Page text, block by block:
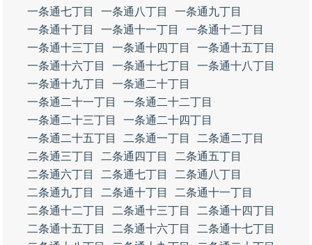
一条通七丁目
一条通八丁目
一条通九丁目
一条通十丁目
一条通十一丁目
一条通十二丁目
一条通十三丁目
一条通十四丁目
一条通十五丁目
一条通十六丁目
一条通十七丁目
一条通十八丁目
一条通十九丁目
一条通二十丁目
一条通二十一丁目
一条通二十二丁目
一条通二十三丁目
一条通二十四丁目
一条通二十五丁目
二条通一丁目
二条通二丁目
二条通三丁目
二条通四丁目
二条通五丁目
二条通六丁目
二条通七丁目
二条通八丁目
二条通九丁目
二条通十丁目
二条通十一丁目
二条通十二丁目
二条通十三丁目
二条通十四丁目
二条通十五丁目
二条通十六丁目
二条通十七丁目